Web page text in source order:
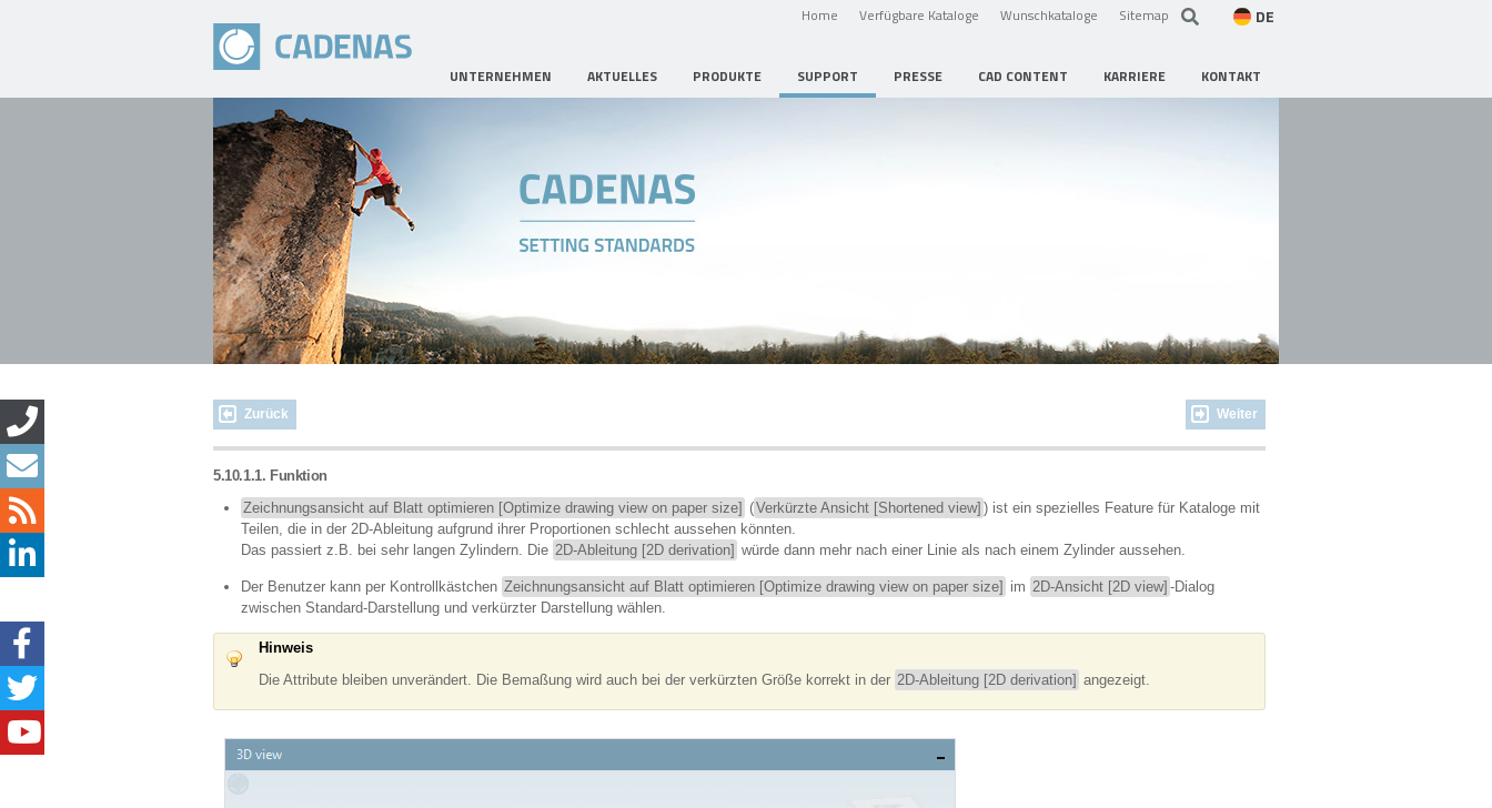
Home Verfügbare Kataloge Wunschkataloge Sitemap DE
UNTERNEHMEN AKTUELLES PRODUKTE SUPPORT PRESSE CAD CONTENT KARRIERE KONTAKT
Zurück Weiter
5.10.1.1. Funktion
Zeichnungsansicht auf Blatt optimieren [Optimize drawing view on paper size] (Verkürzte Ansicht [Shortened view] ) ist ein spezielles Feature für Kataloge mit
Teilen, die in der 2D-Ableitung aufgrund ihrer Proportionen schlecht aussehen könnten.
Das passiert z.B. bei sehr langen Zylindern. Die 2D-Ableitung [2D derivation] würde dann mehr nach einer Linie als nach einem Zylinder aussehen.
Der Benutzer kann per Kontrollkästchen Zeichnungsansicht auf Blatt optimieren [Optimize drawing view on paper size] im 2D-Ansicht [2D view] -Dialog
zwischen Standard-Darstellung und verkürzter Darstellung wählen.
Hinweis
Die Attribute bleiben unverändert. Die Bemaßung wird auch bei der verkürzten Größe korrekt in der 2D-Ableitung [2D derivation] angezeigt.